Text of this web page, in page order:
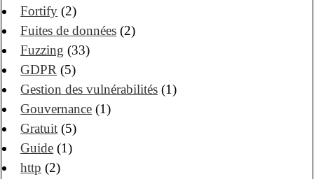
Fortify (2)
Fuites de données (2)
Fuzzing (33)
GDPR (5)
Gestion des vulnérabilités (1)
Gouvernance (1)
Gratuit (5)
Guide (1)
http (2)